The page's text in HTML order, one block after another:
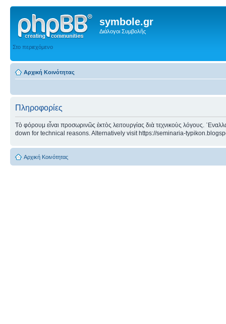
symbole.gr
Διάλογοι Συμβολῆς
Στο περιεχόμενο
Αρχική Κοινότητας
Πληροφορίες
Τὸ φόρουμ εἶναι προσωρινῶς ἐκτὸς λειτουργίας διὰ τεχνικοὺς λόγους.
down for technical reasons. Alternatively visit https://seminaria-
Αρχική Κοινότητας